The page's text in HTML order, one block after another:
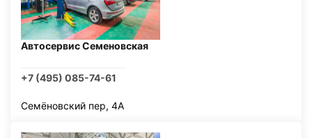
Автосервис Семеновская
+7 (495) 085-74-61
Семёновский пер, 4А